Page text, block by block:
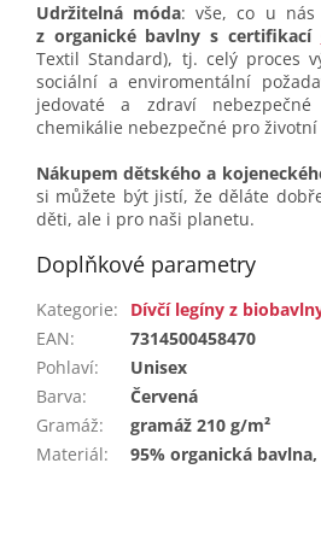
Udržitelná móda: vše, co u nás
z organické bavlny s certifikací
Textil Standard), tj. celý proces
sociální a enviromentální
jedovaté a zdraví
chemikálie nebezpečné pro
Nákupem dětského a
si můžete být jistí, že děláte
děti, ale i pro naši planetu.
Doplňkové parametry
Kategorie:
Dívčí legíny z
EAN:
7314500458470
Pohlaví:
Unisex
Barva:
Červená
Gramáž:
gramáž 210 g/m²
Materiál: 95% organická